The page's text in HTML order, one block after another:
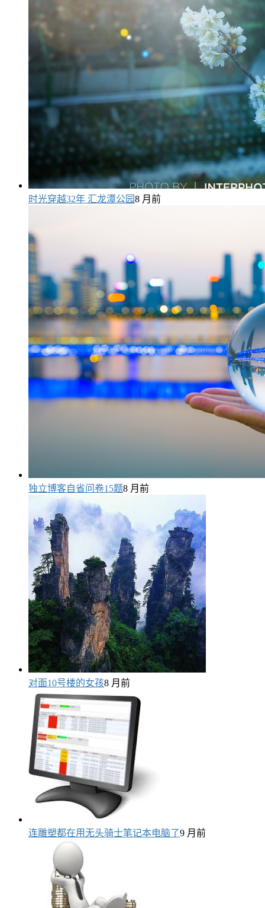
时光穿越32年 汇龙潭公园8 月前
独立博客自省问卷15题8 月前
对面10号楼的女孩8 月前
连雕塑都在用无头骑士笔记本电脑了9 月前